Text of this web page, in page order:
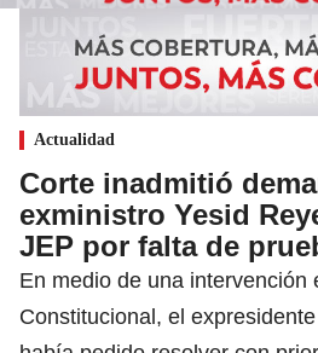
Actualidad
Corte inadmitió
exministro Yesid
JEP por falta de
En medio de una intervención
Constitucional, el